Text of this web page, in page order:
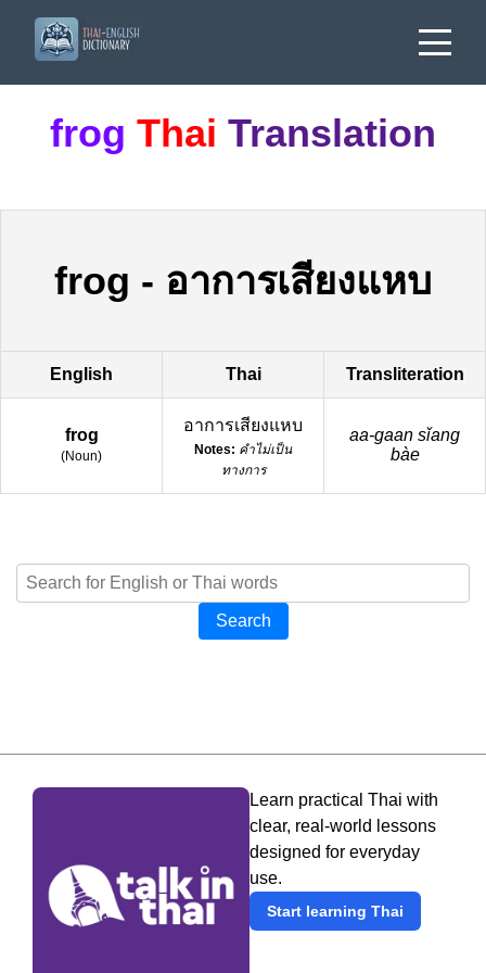
frog Thai Translation
frog - อาการเสียงแหบ
English Thai Transliteration
frog
(Noun)
อาการเสียงแหบ
Notes: คำไม่เป็น
ทางการ
aa-gaan sǐang
bàe
Search
Learn practical Thai with
clear, real-world lessons
designed for everyday
use.
Start learning Thai